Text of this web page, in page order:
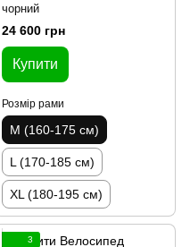
чорний
24 600 грн
Купити
Розмір рами
M (160-175 см)
L (170-185 см)
XL (180-195 см)
3